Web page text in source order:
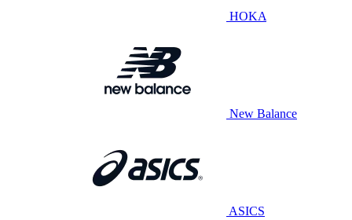
HOKA
New Balance
ASICS